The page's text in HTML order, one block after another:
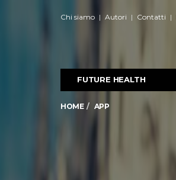
Chi siamo Autori Contatti
FUTURE HEALTH
HOME APP